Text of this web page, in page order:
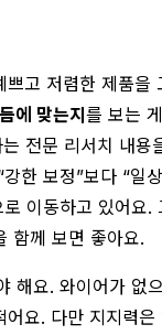
고 저렴한 제품을
에 맞는지를 보는
전문 리서치 내용
한 보정”보다 “일
이동하고 있어요.
함께 보면 좋아요.
해요. 와이어가 없
요. 다만 지지력은